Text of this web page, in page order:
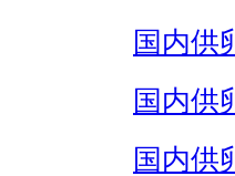
国内供
国内供
国内供